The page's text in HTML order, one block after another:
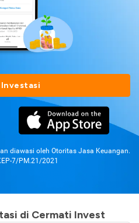
Investasi
diawasi oleh Otoritas Jasa Keuangan.
7/PM.21/2021
di Cermati Invest